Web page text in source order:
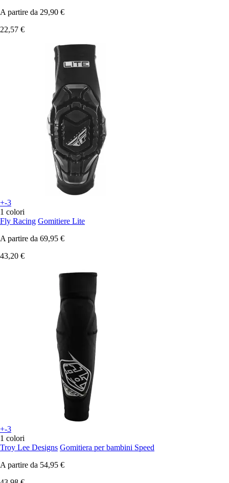
A partire da 29,90 €
22,57 €
+-3
1 colori
Fly Racing Gomitiere Lite
A partire da 69,95 €
43,20 €
+-3
1 colori
Troy Lee Designs Gomitiera per bambini Speed
A partire da 54,95 €